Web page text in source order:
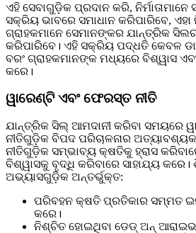
ଏହି ସେବାଗୁଡ଼ିକ ପ୍ରଦାନ କରି,
ସକ୍ରିୟ ଭାବରେ ସମାଧାନ କରିପାରିବେ,
ଗ୍ରାହକମାନେ ସେମାନଙ୍କର ଯାନ୍ତ୍ରିକ ସିଲର
କରିପାରିବେ। ଏହି ସକ୍ରିୟ ପଦ୍ଧତି କେବଳ
ବରଂ ଗ୍ରାହକମାନଙ୍କ ମଧ୍ୟରେ ବିଶ୍ୱାସ
କରେ।
ୱାରେଣ୍ଟି ଏବଂ ଫେରସ୍ତ ନୀତି
ଯାନ୍ତ୍ରିକ ସିଲ୍ ଆମଦାନୀ କରିବା ସମୟରେ
ନୀତିଗୁଡ଼ିକ ବିପଦ ପରିଚାଳନାର
ନୀତିଗୁଡ଼ିକ ସମ୍ଭାବ୍ୟ କ୍ଷତିକୁ ହ୍ରାସ
ବିଶ୍ୱାସକୁ ବୃଦ୍ଧି କରିବାରେ ସାହାଯ୍ୟ
ଅଭ୍ୟାସଗୁଡ଼ିକ ଅନ୍ତର୍ଭୁକ୍ତ:
ପରିବହନ କ୍ଷତି ପ୍ରତିକାର ସମ୍ମତ
କରେ।
ନିଶ୍ଚିତ ହୋଇଥିବା ଡେଡ୍ ଅନ୍